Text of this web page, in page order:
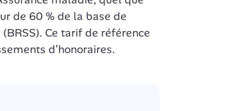
de 60 % de la base de
Ce tarif de référence
d’honoraires.